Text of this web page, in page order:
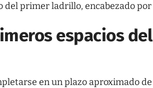
del primer ladrillo, encabezado por
espacios del
en un plazo aproximado de